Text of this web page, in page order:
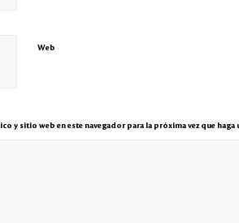
Web
y sitio web en este navegador para la próxima vez que haga